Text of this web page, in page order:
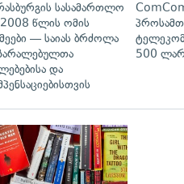
სასამართლო
წლის ომის
— საიას ბრძოლა
და
500